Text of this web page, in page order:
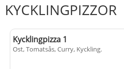
KYCKLINGPIZZOR
Kycklingpizza 1
Ost, Tomatsås, Curry, Kyckling.